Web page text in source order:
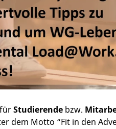
fürStudierende bzw.
dem Motto “Fit in den